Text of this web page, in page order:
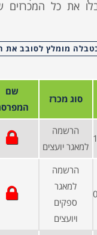
את כל המכרזים
מומלץ לסובב את
סוג מכרז
שם
הרשמה
למאגר יועצים
הרשמה
למאגר
ספקים
ויועצים